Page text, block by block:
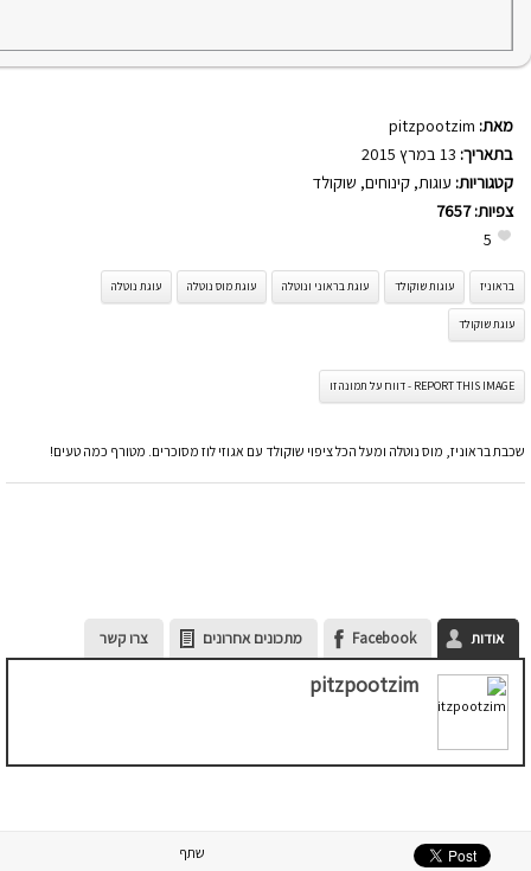
מאת: pitzpootzim
בתאריך:
קטגוריות: עוגות, קינוחים, שוקולד
צפיות:7657
5
בראוניז עוגות שוקולד עוגת בראוני ונוטלה עוגת מוס נוטלה עוגת נוטלה
עוגת שוקולד
REPORT THIS IMAGE - דווח על תמונה זו
שכבת בראוניז, מוס נוטלה ומעל הכל ציפוי שוקולד עם אגוזי לוז מסוכרים. מטורף כמה טעים!
אודות Facebook מתכונים אחרונים צרו קשר
pitzpootzim
שתף